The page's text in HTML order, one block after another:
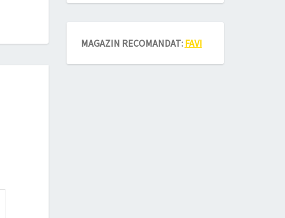
MAGAZIN RECOMANDAT: FAVI